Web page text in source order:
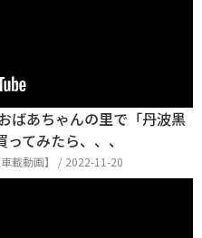
ばあちゃんの里で「丹波黒
てみたら、、、
載動画】 / 2022-11-20